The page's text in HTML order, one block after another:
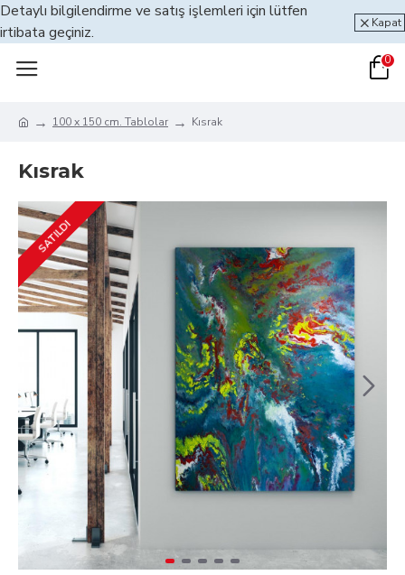
Detaylı bilgilendirme ve satış işlemleri için lütfen
irtibata geçiniz.
Kapat
0
100 x 150 cm. Tablolar Kısrak
Kısrak
SATILDI